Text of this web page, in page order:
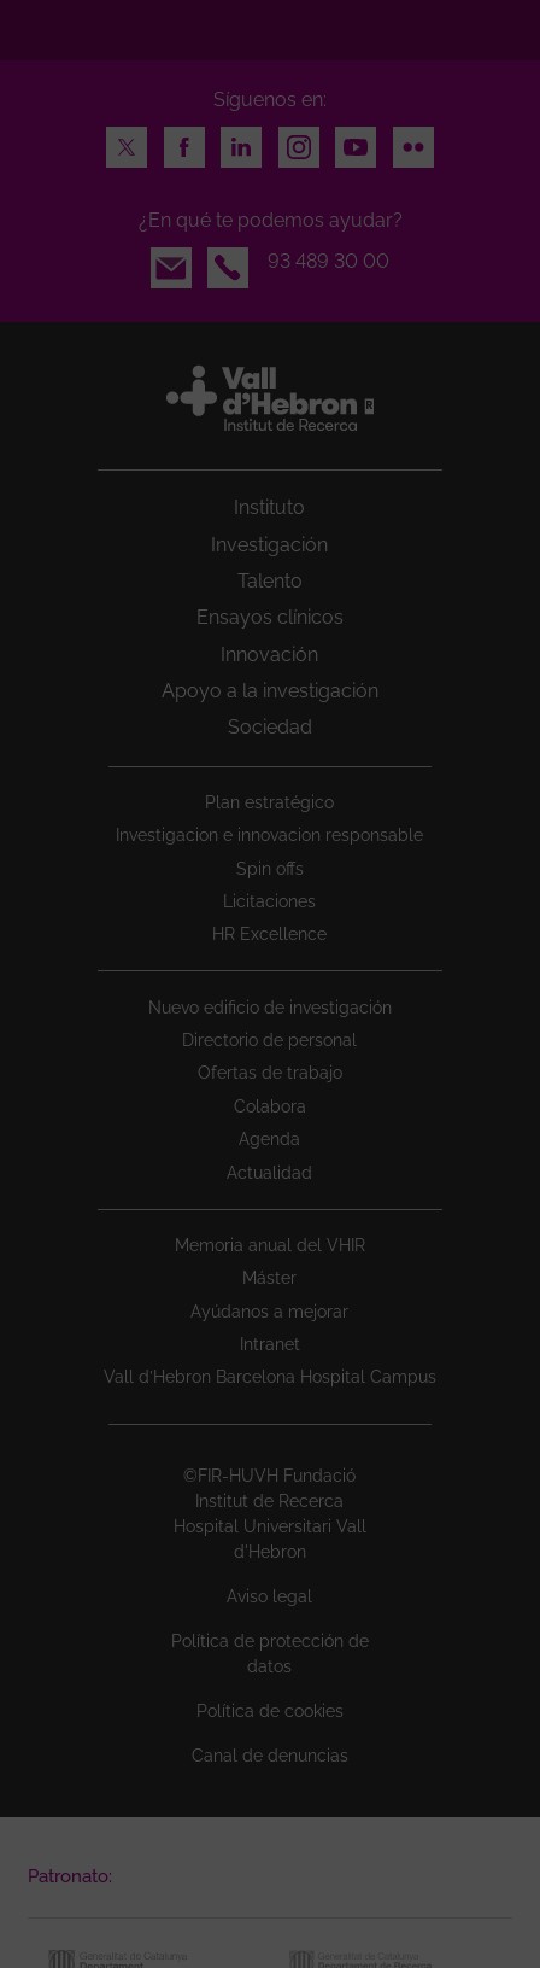
Síguenos en:
Twitter
FacebookLinkedInInstagramYoutubeFlickr
¿En qué te podemos ayudar?
Email
93 489 30 00
Instituto
Investigación
Talento
Ensayos clínicos
Innovación
Apoyo a la investigación
Sociedad
Plan estratégico
Investigacion e innovacion responsable
Spin offs
Licitaciones
HR Excellence
Nuevo edificio de investigación
Directorio de personal
Ofertas de trabajo
Colabora
Agenda
Actualidad
Memoria anual del VHIR
Máster
Ayúdanos a mejorar
Intranet
Vall d’Hebron Barcelona Hospital Campus
©FIR-HUVH Fundació
Institut de Recerca
Hospital Universitari Vall
d'Hebron
Aviso legal
Política de protección de
datos
Política de cookies
Canal de denuncias
Patronato: